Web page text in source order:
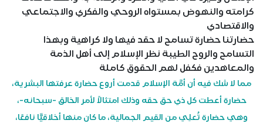
كرامته والنهوض بمستواه الروحي والفكري والاجتماعي
والاقتصادي
حضارتنا حضارة تسامح لا حقد فيها ولا كراهية وبهذا
التسامح والروح الطيبة نظر الإسلام إلى أهل الذمة
والمعاهدين فكفل لهم الحقوق كاملة
مما لا شك فيه أن أمَّة الإسلام قدمت أروع حضارة عرفتها البشرية،
حضارة أعطت كل ذي حق حقه وذلك امتثالاً لأمر الخالق -سبحانه-،
وهي حضارة تُعلِي من القيم الجمالية، ما كان منها أخلاقيًّا نافعًا،